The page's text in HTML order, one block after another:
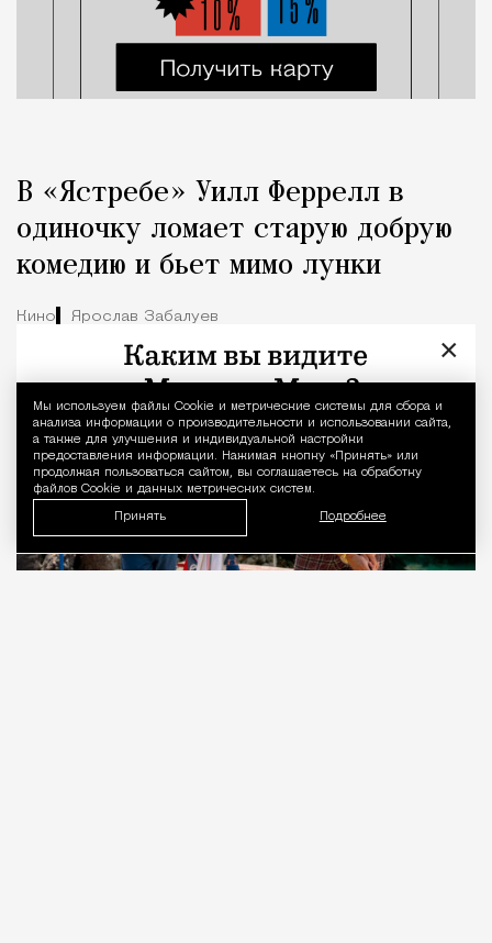
Уведомление
Мы используем файлы Сookie и метрические системы для сбора и
анализа информации о производительности и использовании сайта,
а также для улучшения и индивидуальной настройки
предоставления информации. Нажимая кнопку «Принять» или
продолжая пользоваться сайтом, вы соглашаетесь на обработку
файлов Cookie и данных метрических систем.
Принять Подробнее
В «Ястребе» Уилл Феррелл в
одиночку ломает старую добрую
комедию и бьет мимо лунки
Кино Ярослав Забалуев
×